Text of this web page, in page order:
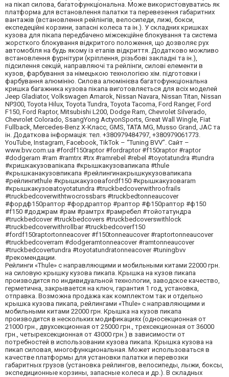
на пікап силова, багатофункціональна. Може використовуватись як
платформа для встановлення палатки та перевезення габаритних
вантажів (встановлення рейлінгів, велосипеди, лижі, бокси,
експедеційні корзини, запасні колеса та ін.). У складних кришках
кузова для пікапа передбачено міжсекційне блокування та система
жорсткого блокування відкритого положення, що дозволяє рух
автомобіля на будь якому із етапів відкриття. Додатково можливо
встановлення фурнітури (кріплення, різьбові закладні та ін.),
підсилення секцій, направляючі та рейлінги, силові елементи в
кузов, фарбування за німецькою технологією хім. підготовки і
фарбування алюмінію. Силова алюмінієва багатофункціональна
кришка багажника кузова пікапа виготовляється для всіх моделей
Jeep Gladiator, Volkswagen Amarok, Nissan Navara, Nissan Titan, Nissan
NP300, Toyota Hilux, Toyota Tundra, Toyota Tacoma, Ford Ranger, Ford
F150, Ford Raptor, Mitsubishi L200, Dodge Ram, Chevrolet Silverado,
Chevrolet Colorado, SsangYong ActyonSports, Great Wall Wingle, Fiat
Fullback, Mercedes-Benz X-Класс, GMS, TATA MG, Musso Grand, JAC та
ін. Додаткова інформація: тел. +380979484797, +380979061773.
YouTube, Instagram, Facebook, TikTok – “Tuning BVV”. Сайт –
www.bvv.com.ua #fordf150raptor #fordraptor #f150raptor #raptor
#dodgeram #ram #ramtrx #trx #ramrebel #rebel #toyotatundra #tundra
#кришкакузовапікапа #крышкакузовапикапа #thule
#крышканакузовпикапа #рейлингинакрышкукузовапикапа
#рейлингиthule #крышкакузоваfordf150 #крышкакузоваram
#крышкакузоваtoyotatundra #truckbedcoverwithroofrails
#truckbedcoverwithtwocrossbars #truckbedtonneaucover
#фордф150раптор #фордраптор #раптор #ф150раптор #ф150
#f150 #доджрам #рам #рамтрх #рамребел #тойотатундра
#truckbedcover #truckbedcovers #truckbedcoverswithlock
#truckbedcoverwithrollbar #truckbedcoverf150
#fordf150raptortonneacover #f150tonneaucover #raptortonneaucover
#truckbedcoverram #dodgeramtonneacover #ramtonneaucover
#truckbedcovertundra #toyotatundratonneacover #tuningbvv
#рекомендации.
Рейлинги «Thule» с направляющими и мобильными китами 22000 грн.
на силовую крышку кузова пикапа. Крышка на кузов пикапа
производится по индивидуальной технологии, заводское качество,
герметична, закрывается на ключ, гарантия 1 год, установка,
отправка. Возможна продажа как комплектом так и отдельно
крышка кузова пикапа, рейлингами «Thule» с направляющими и
мобильными китами 22000 грн. Крышка на кузов пикапа
производится в нескольких модификациях (односекционная от
21000 грн., двухсекционная от 25000 грн., трехсекционная от 36000
грн., четырехсекционная от 43000 грн.) в зависимости от
потребностей в использовании кузова пикапа. Крышка кузова на
пикап силовая, многофункциональная. Может использоваться в
качестве платформы для установки палатки и перевозки
габаритных грузов (установка рейлингов, велосипеды, лыжи, боксы,
экспедиционные корзины, запасные колеса и др.). В складных